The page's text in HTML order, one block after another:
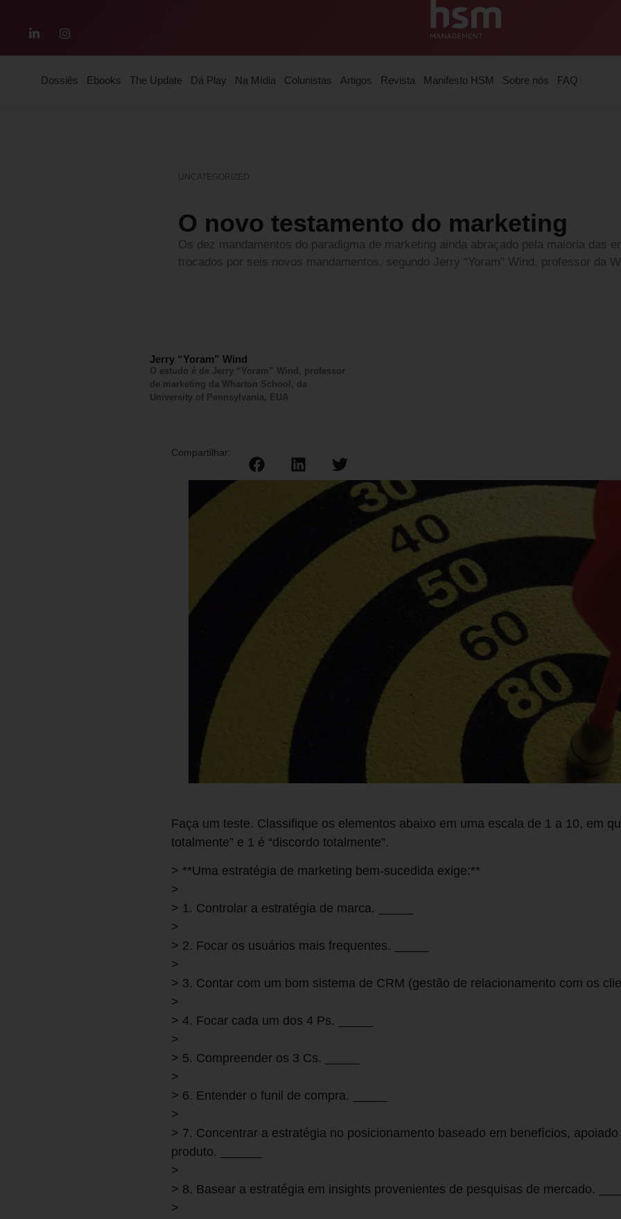
Dossiês Ebooks The Update Dá Play Na Mídia Colunistas Artigos Revista Manifesto HSM Sobre nós FAQ
UNCATEGORIZED
O novo testamento do marketing
Os dez mandamentos do paradigma de marketing ainda abraçado pela maioria das
trocados por seis novos mandamentos, segundo Jerry “Yoram” Wind, professor da
Jerry “Yoram” Wind
O estudo é de Jerry “Yoram” Wind, professor
de marketing da Wharton School, da
University of Pennsylvania, EUA
Compartilhar:
Faça um teste. Classifique os elementos abaixo em uma escala de 1 a 10, em
totalmente” e 1 é “discordo totalmente”.
> **Uma estratégia de marketing bem-sucedida exige:**
>
> 1. Controlar a estratégia de marca. _____
>
> 2. Focar os usuários mais frequentes. _____
>
> 3. Contar com um bom sistema de CRM (gestão de relacionamento com os
>
> 4. Focar cada um dos 4 Ps. _____
>
> 5. Compreender os 3 Cs. _____
>
> 6. Entender o funil de compra. _____
>
> 7. Concentrar a estratégia no posicionamento baseado em benefícios,
produto. ______
>
> 8. Basear a estratégia em insights provenientes de pesquisas de mercado.
>